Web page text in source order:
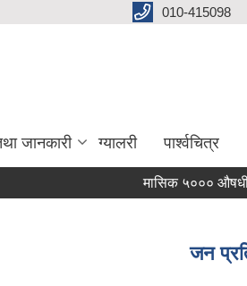
010-415098
जानकारी ग्यालरी पार्श्वचित्र
मासिक ५००० औषधी उपचार
जन